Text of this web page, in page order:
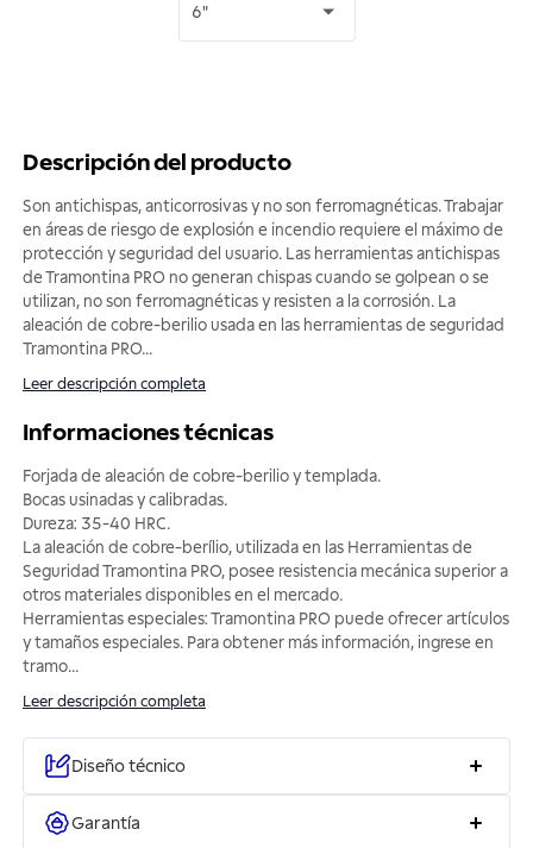
6"
Descripción del producto
Son antichispas, anticorrosivas y no son ferromagnéticas. Trabajar
en áreas de riesgo de explosión e incendio requiere el máximo de
protección y seguridad del usuario. Las herramientas antichispas
de Tramontina PRO no generan chispas cuando se golpean o se
utilizan, no son ferromagnéticas y resisten a la corrosión. La
aleación de cobre-berilio usada en las herramientas de seguridad
Tramontina PRO...
Leer descripción completa
Informaciones técnicas
Forjada de aleación de cobre-berilio y templada.
Bocas usinadas y calibradas.
Dureza: 35-40 HRC.
La aleación de cobre-berílio, utilizada en las Herramientas de
Seguridad Tramontina PRO, posee resistencia mecánica superior a
otros materiales disponibles en el mercado.
Herramientas especiales: Tramontina PRO puede ofrecer artículos
y tamaños especiales. Para obtener más información, ingrese en
tramo...
Leer descripción completa
Diseño técnico
Garantía